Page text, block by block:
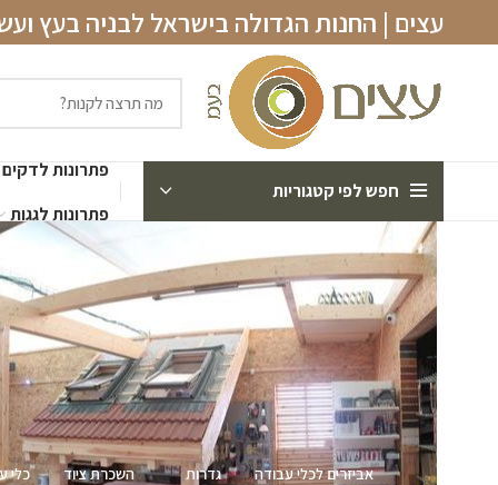
עצים | החנות הגדולה בישראל לבניה בעץ
חפש לפי קטגוריות
פתרונות לדקים
פתרונות לגגות
אביזרים לכלי עבודה
גדרות
השכרת ציוד
כלי